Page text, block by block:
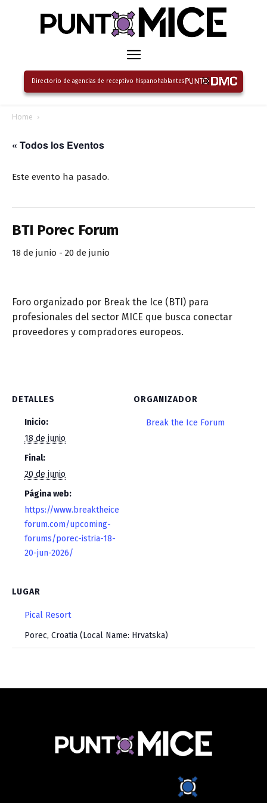
Directorio de agencias de receptivo hispanohablantes
Home
« Todos los Eventos
Este evento ha pasado.
BTI Porec Forum
18 de junio - 20 de junio
Foro organizado por Break the Ice (BTI) para
profesionales del sector MICE que busca conectar
proveedores y compradores europeos.
DETALLES
Inicio:
18 de junio
Final:
20 de junio
Página web:
https://www.breaktheice
forum.com/upcoming-
forums/porec-istria-18-
20-jun-2026/
LUGAR
Pical Resort
Porec, Croatia (Local Name: Hrvatska)
ORGANIZADOR
Break the Ice Forum